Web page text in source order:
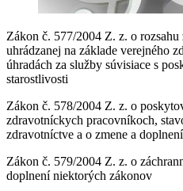
Zákon č. 577/2004 Z. z. o
uhrádzanej na základe verejného
úhradách za služby súvisiace s
starostlivosti
Zákon č. 578/2004 Z. z. o
zdravotníckych pracovníkoch,
zdravotníctve a o zmene a
Zákon č. 579/2004 Z. z. o
doplnení niektorých zákonov